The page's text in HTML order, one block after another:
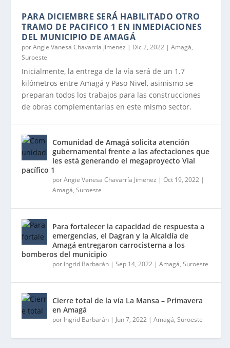
PARA DICIEMBRE SERÁ HABILITADO OTRO
TRAMO DE PACIFICO 1 EN INMEDIACIONES
DEL MUNICIPIO DE AMAGÁ
porAngie Vanesa Chavarría Jimenez | Dic 2, 2022 |Amagá,
Suroeste
Inicialmente, la entrega de la vía será de un 1.7
kilómetros entre Amagá y Paso Nivel, asimismo se
preparan todos los trabajos para las construcciones
de obras complementarias en este mismo sector.
Comunidad de Amagá solicita atención
gubernamental frente a las afectaciones que
les está generando el megaproyecto Vial
pacífico 1
porAngie Vanesa Chavarría Jimenez |Oct 19, 2022 |
Amagá,Suroeste
Para fortalecer la capacidad de respuesta a
emergencias, el Dagran y la Alcaldía de
Amagá entregaron carrocisterna a los
bomberos del municipio
por Ingrid Barbarán |Sep 14, 2022 |Amagá,Suroeste
Cierre total de la vía La Mansa – Primavera
en Amagá
por Ingrid Barbarán | Jun 7, 2022 |Amagá,Suroeste